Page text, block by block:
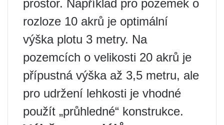
prostor. Například pro pozemek o
rozloze 10 akrů je optimální
výška plotu 3 metry. Na
pozemcích o velikosti 20 akrů je
přípustná výška až 3,5 metru, ale
pro udržení lehkosti je vhodné
použít „průhledné“ konstrukce.